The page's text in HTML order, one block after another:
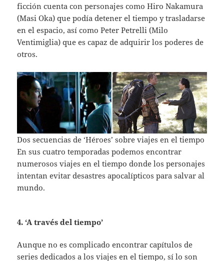
ficción cuenta con personajes como Hiro Nakamura
(Masi Oka) que podía detener el tiempo y trasladarse
en el espacio, así como Peter Petrelli (Milo
Ventimiglia) que es capaz de adquirir los poderes de
otros.
Dos secuencias de ‘Héroes’ sobre viajes en el tiempo
En sus cuatro temporadas podemos encontrar
numerosos viajes en el tiempo donde los personajes
intentan evitar desastres apocalípticos para salvar al
mundo.
4. ‘A través del tiempo’
Aunque no es complicado encontrar capítulos de
series dedicados a los viajes en el tiempo, sí lo son